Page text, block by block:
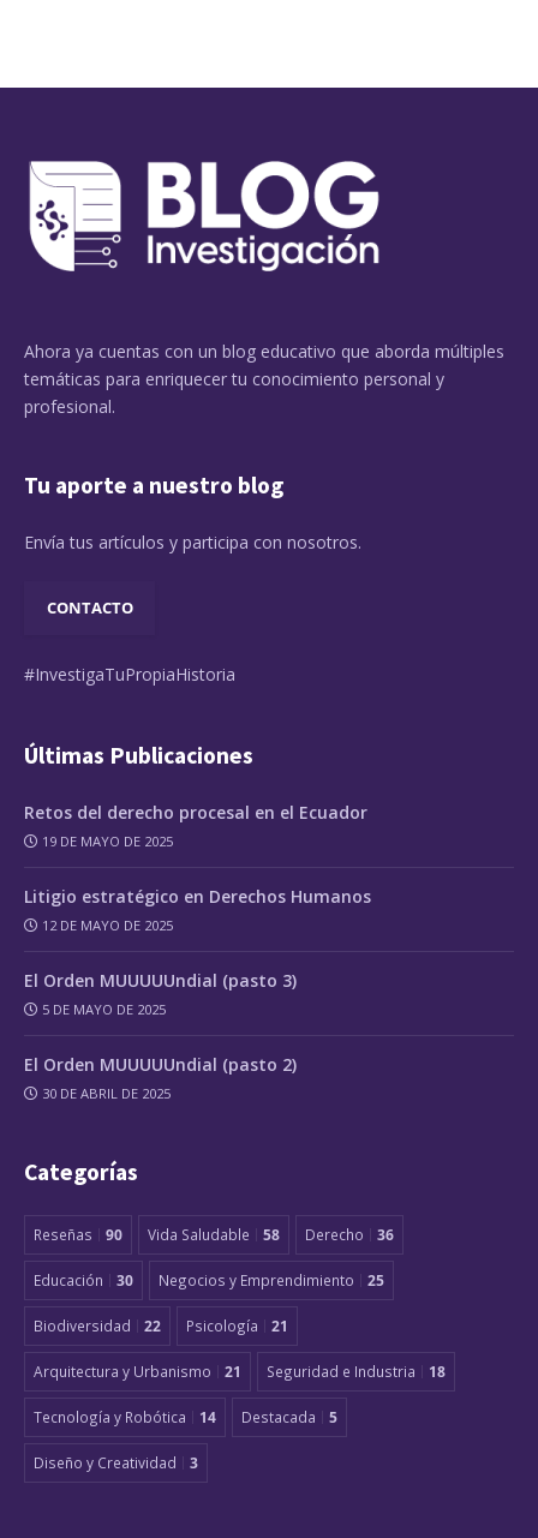
Ahora ya cuentas con un blog educativo que aborda múltiples
temáticas para enriquecer tu conocimiento personal y
profesional.
Tu aporte a nuestro blog
Envía tus artículos y participa con nosotros.
CONTACTO
#InvestigaTuPropiaHistoria
Últimas Publicaciones
Retos del derecho procesal en el Ecuador
19 DE MAYO DE 2025
Litigio estratégico en Derechos Humanos
12 DE MAYO DE 2025
El Orden MUUUUUndial (pasto 3)
5 DE MAYO DE 2025
El Orden MUUUUUndial (pasto 2)
30 DE ABRIL DE 2025
Categorías
Reseñas 90 Vida Saludable 58 Derecho 36
Educación 30 Negocios y Emprendimiento 25
Biodiversidad 22 Psicología 21
Arquitectura y Urbanismo 21 Seguridad e Industria 18
Tecnología y Robótica 14 Destacada 5
Diseño y Creatividad 3